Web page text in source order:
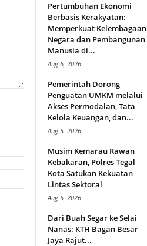
Pertumbuhan Ekonomi
Berbasis Kerakyatan:
Memperkuat Kelembagaan
Negara dan Pembangunan
Manusia di...
Aug 6, 2026
Pemerintah Dorong
Penguatan UMKM melalui
Akses Permodalan, Tata
Kelola Keuangan, dan...
Aug 5, 2026
Musim Kemarau Rawan
Kebakaran, Polres Tegal
Kota Satukan Kekuatan
Lintas Sektoral
Aug 5, 2026
Dari Buah Segar ke Selai
Nanas: KTH Bagan Besar
Jaya Rajut...